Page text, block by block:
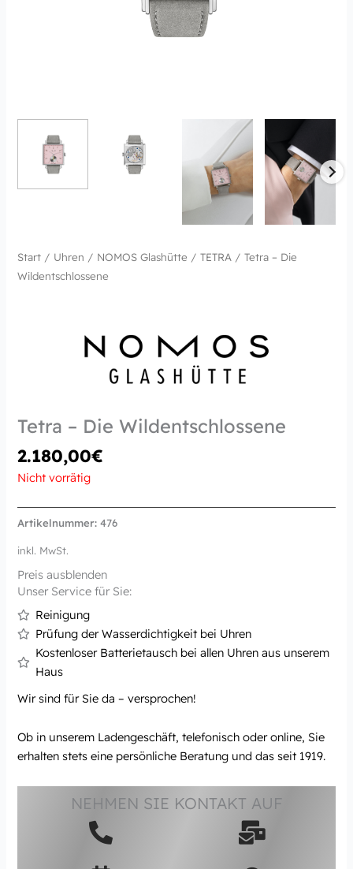
Start / Uhren / NOMOS Glashütte /TETRA / Tetra – Die
Wildentschlossene
Tetra – Die Wildentschlossene
2.180,00€
Nicht vorrätig
Artikelnummer:476
inkl. MwSt.
Preis ausblenden
Unser Service für Sie:
Reinigung
Prüfung der Wasserdichtigkeit bei Uhren
Kostenloser Batterietausch bei allen Uhren aus unserem
Haus
Wir sind für Sie da – versprochen!
Ob in unserem Ladengeschäft, telefonisch oder online, Sie
erhalten stets eine persönliche Beratung und das seit 1919.
NEHMEN SIE KONTAKT AUF